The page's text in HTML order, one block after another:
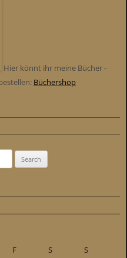
Hier könnt ihr meine Bücher -
Büchershop
F S
S